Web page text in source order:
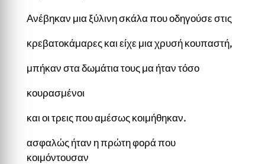
Ανέβηκαν μια ξύλινη σκάλα που οδηγούσε στις
κρεβατοκάμαρες και είχε μια χρυσή κουπαστή,
μπήκαν στα δωμάτια τους μα ήταν τόσο
κουρασμένοι
και οι τρεις που αμέσως κοιμήθηκαν.
ασφαλώς ήταν η πρώτη φορά που
κοιμόντουσαν